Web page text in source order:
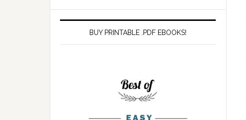
BUY PRINTABLE .PDF EBOOKS!